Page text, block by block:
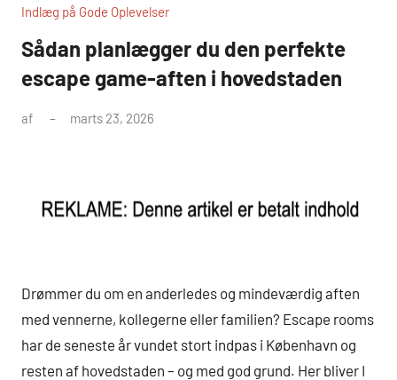
Indlæg på Gode Oplevelser
Sådan planlægger du den perfekte
escape game-aften i hovedstaden
af marts 23, 2026
Drømmer du om en anderledes og mindeværdig aften
med vennerne, kollegerne eller familien? Escape rooms
har de seneste år vundet stort indpas i København og
resten af hovedstaden – og med god grund. Her bliver I